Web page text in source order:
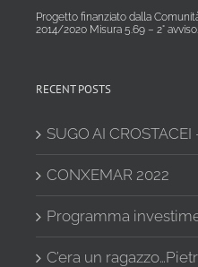
Progetto finanziato dalla
2014/2020 Misura 5.69 – 2° avviso.
RECENT POSTS
SUGO AI
CONXEMAR 2022
Programma
C’era un